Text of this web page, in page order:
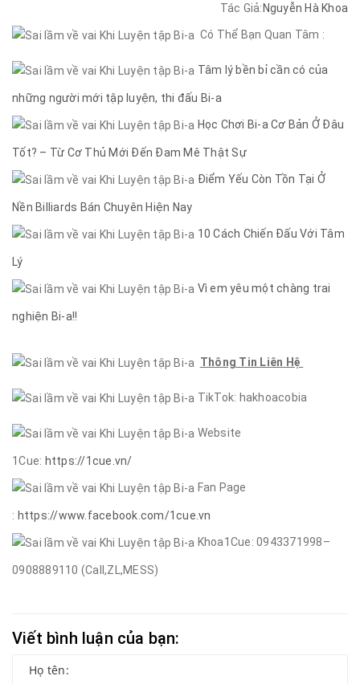
Tác Giả: Nguyễn Hà Khoa
Có Thể Bạn Quan Tâm :
Tâm lý bền bỉ cần có của
những người mới tập luyện, thi đấu Bi-a
Học Chơi Bi-a Cơ Bản Ở Đâu
Tốt? – Từ Cơ Thủ Mới Đến Đam Mê Thật Sự
Điểm Yếu Còn Tồn Tại Ở
Nền Billiards Bán Chuyên Hiện Nay
10 Cách Chiến Đấu Với Tâm
Lý
Vì em yêu một chàng trai
nghiện Bi-a!!
Thông Tin Liên Hệ
TikTok: hakhoacobia
Website
1Cue: https://1cue.vn/
Fan Page
: https://www.facebook.com/1cue.vn
Khoa1Cue: 0943371998–
0908889110 (Call,ZL,MESS)
Viết bình luận của bạn: